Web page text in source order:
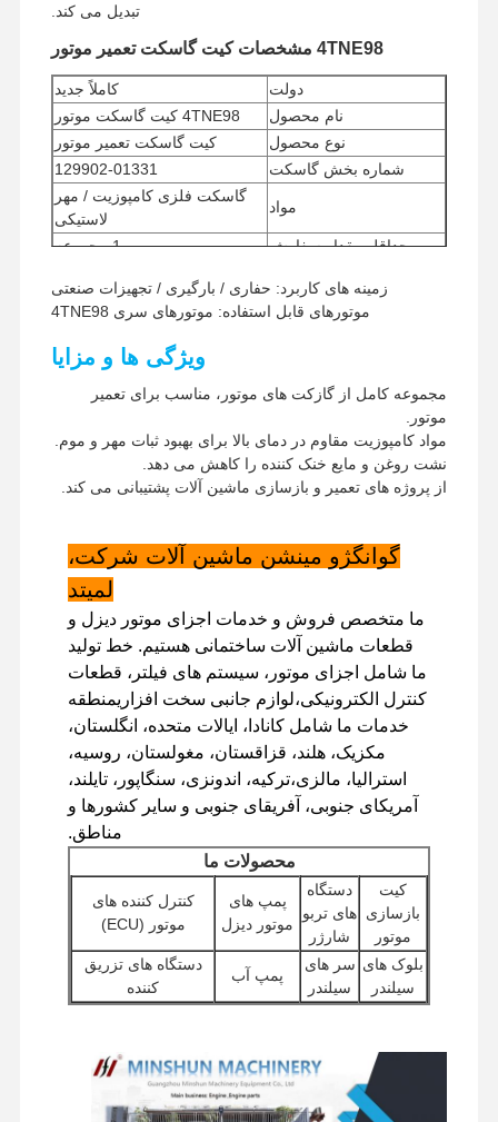
خانه
مجازی
درباره ما
تبدیل می کند.
4TNE98 مشخصات کیت گاسکت تعمیر موتور
دولت
کاملاً جديد
نام محصول
4TNE98 کیت گاسکت موتور
نوع محصول
کیت گاسکت تعمیر موتور
شماره بخش گاسکت
129902-01331
مواد
گاسکت فلزی کامپوزیت / مهر
لاستیکی
حداقل مقدار سفارش
1 مجموعه
روش حمل
UPS/DHL/EMS/TNT/FedEx
زمینه های کاربرد: حفاری / بارگیری / تجهیزات صنعتی
موتورهای قابل استفاده: موتورهای سری 4TNE98
ویژگی ها و مزایا
مجموعه کامل از گازکت های موتور، مناسب برای تعمیر
موتور.
مواد کامپوزیت مقاوم در دمای بالا برای بهبود ثبات مهر و موم.
نشت روغن و مایع خنک کننده را کاهش می دهد.
از پروژه های تعمیر و بازسازی ماشین آلات پشتیبانی می کند.
گوانگژو مینشن ماشین آلات شرکت،
لمیتد
ما متخصص فروش و خدمات اجزای موتور دیزل و
قطعات ماشین آلات ساختمانی هستیم. خط تولید
ما شامل اجزای موتور، سیستم های فیلتر، قطعات
کنترل الکترونیکی،لوازم جانبی سخت افزاریمنطقه
خدمات ما شامل کانادا، ایالات متحده، انگلستان،
مکزیک، هلند، قزاقستان، مغولستان، روسیه،
استرالیا، مالزی،ترکیه، اندونزی، سنگاپور، تایلند،
آمریکای جنوبی، آفریقای جنوبی و سایر کشورها و
مناطق.
محصولات ما
کیت
بازسازی
موتور
دستگاه
های تربو
شارژر
پمپ های
موتور دیزل
کنترل کننده های
موتور (ECU)
بلوک های
سیلندر
سر های
سیلندر
پمپ آب
دستگاه های تزریق
کننده
چرخ دار
دریچه
توزیع
اجزای موتور
سفر
اجزای شاسی و سایر
لوازم جانبی